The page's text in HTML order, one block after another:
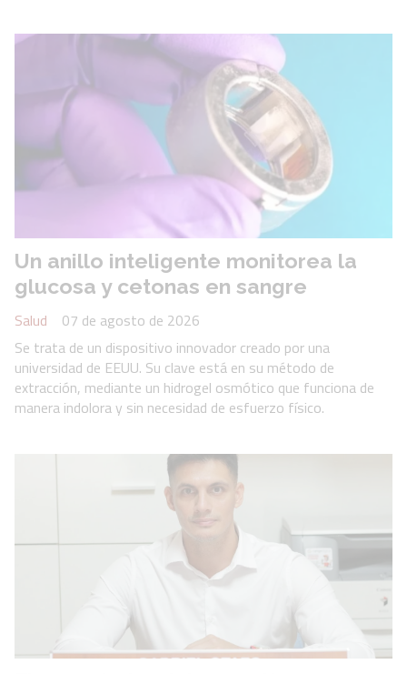
Un anillo inteligente monitorea la
glucosa y cetonas en sangre
Salud
07 de agosto de 2026
Se trata de un dispositivo innovador creado por una
universidad de EEUU. Su clave está en su método de
extracción, mediante un hidrogel osmótico que funciona de
manera indolora y sin necesidad de esfuerzo físico.